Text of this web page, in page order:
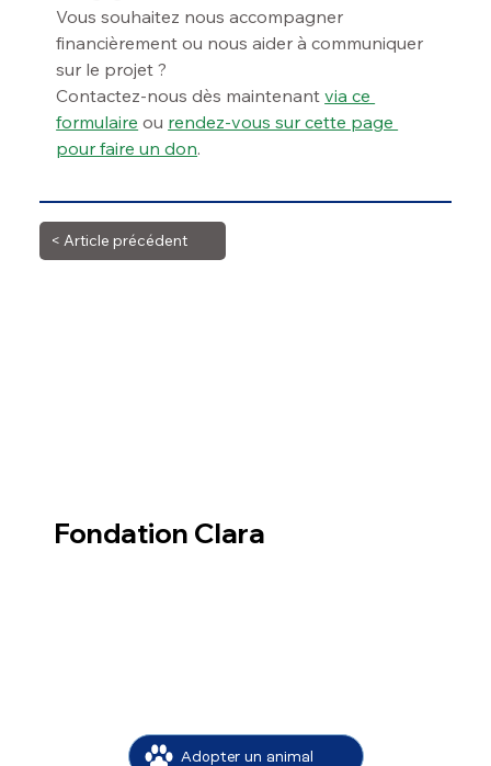
Vous souhaitez nous accompagner
financièrement ou nous aider à communiquer
sur le projet ?
Contactez-nous dès maintenant via ce
formulaire ou rendez-vous sur cette page
pour faire un don.
< Article précédent
Fondation Clara
Adopter un animal